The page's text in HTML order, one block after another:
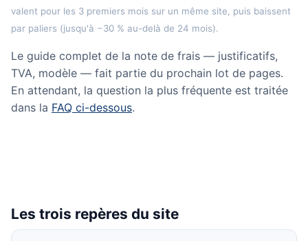
valent pour les 3 premiers mois sur un même site, puis baissent
par paliers (jusqu'à −30 % au-delà de 24 mois).
Le guide complet de la note de frais — justificatifs,
TVA, modèle — fait partie du prochain lot de pages.
En attendant, la question la plus fréquente est traitée
dans la FAQ ci-dessous.
Les trois repères du site